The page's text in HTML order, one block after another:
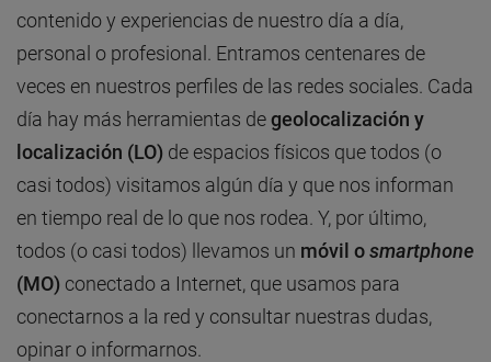
contenido y experiencias de nuestro día a día,
personal o profesional. Entramos centenares de
veces en nuestros perfiles de las redes sociales. Cada
día hay más herramientas degeolocalización y
localización (LO) de espacios físicos que todos (o
casi todos) visitamos algún día y que nos informan
en tiempo real de lo que nos rodea. Y, por último,
todos (o casi todos) llevamos un móvil osmartphone
(MO) conectado a Internet, que usamos para
conectarnos a la red y consultar nuestras dudas,
opinar o informarnos.